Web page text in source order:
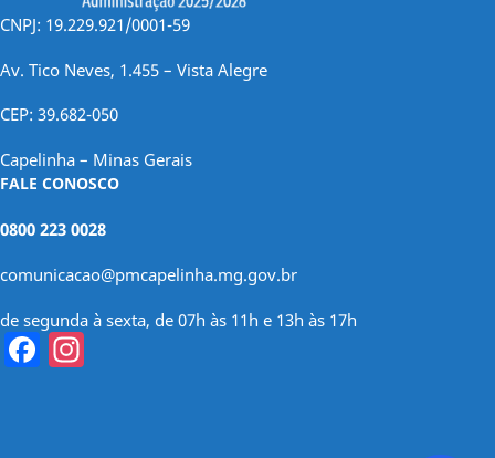
CNPJ: 19.229.921/0001-59
Av. Tico Neves, 1.455 – Vista Alegre
CEP: 39.682-050
Capelinha – Minas Gerais
FALE CONOSCO
0800 223 0028
comunicacao@pmcapelinha.mg.gov.br
de segunda à sexta, de 07h às 11h e 13h às 17h
Facebook